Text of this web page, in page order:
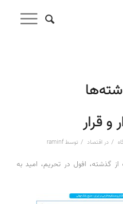
و قرار
/ در اقتصاد / توسط raminf
گذشته، افول در تحریم، امید به